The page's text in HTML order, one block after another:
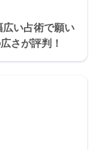
広い占術で願い
さが評判！